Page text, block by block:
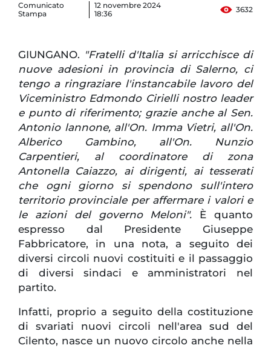
Comunicato
Stampa
12 novembre 2024
18:36
3632
GIUNGANO. "Fratelli d'Italia si arricchisce di
nuove adesioni in provincia di Salerno, ci
tengo a ringraziare l'instancabile lavoro del
Viceministro Edmondo Cirielli nostro leader
e punto di riferimento; grazie anche al Sen.
Antonio lannone, all'On. Imma Vietri, all'On.
Alberico Gambino, all'On. Nunzio
Carpentieri, al coordinatore di zona
Antonella Caiazzo, ai dirigenti, ai tesserati
che ogni giorno si spendono sull'intero
territorio provinciale per affermare i valori e
le azioni del governo Meloni". È quanto
espresso dal Presidente Giuseppe
Fabbricatore, in una nota, a seguito dei
diversi circoli nuovi costituiti e il passaggio
di diversi sindaci e amministratori nel
partito.
Infatti, proprio a seguito della costituzione
di svariati nuovi circoli nell'area sud del
Cilento, nasce un nuovo circolo anche nella